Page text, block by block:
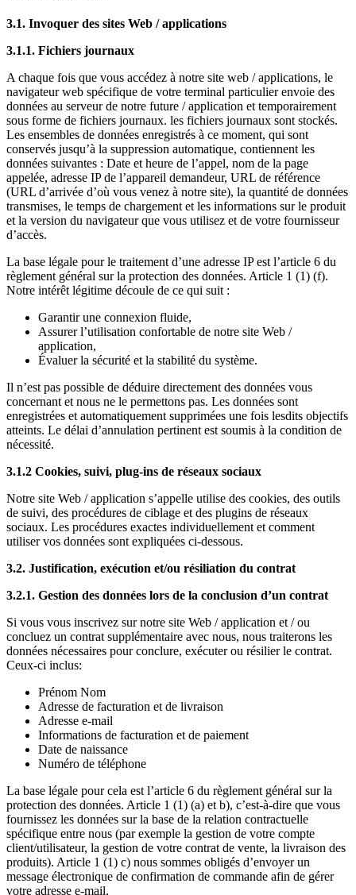
3.1. Invoquer des sites Web / applications
3.1.1. Fichiers journaux
A chaque fois que vous accédez à notre site web / applications, le
navigateur web spécifique de votre terminal particulier envoie des
données au serveur de notre future / application et temporairement
sous forme de fichiers journaux. les fichiers journaux sont stockés.
Les ensembles de données enregistrés à ce moment, qui sont
conservés jusqu’à la suppression automatique, contiennent les
données suivantes : Date et heure de l’appel, nom de la page
appelée, adresse IP de l’appareil demandeur, URL de référence
(URL d’arrivée d’où vous venez à notre site), la quantité de données
transmises, le temps de chargement et les informations sur le produit
et la version du navigateur que vous utilisez et de votre fournisseur
d’accès.
La base légale pour le traitement d’une adresse IP est l’article 6 du
règlement général sur la protection des données. Article 1 (1) (f).
Notre intérêt légitime découle de ce qui suit :
Garantir une connexion fluide,
Assurer l’utilisation confortable de notre site Web /
application,
Évaluer la sécurité et la stabilité du système.
Il n’est pas possible de déduire directement des données vous
concernant et nous ne le permettons pas. Les données sont
enregistrées et automatiquement supprimées une fois lesdits objectifs
atteints. Le délai d’annulation pertinent est soumis à la condition de
nécessité.
3.1.2 Cookies, suivi, plug-ins de réseaux sociaux
Notre site Web / application s’appelle utilise des cookies, des outils
de suivi, des procédures de ciblage et des plugins de réseaux
sociaux. Les procédures exactes individuellement et comment
utiliser vos données sont expliquées ci-dessous.
3.2. Justification, exécution et/ou résiliation du contrat
3.2.1. Gestion des données lors de la conclusion d’un contrat
Si vous vous inscrivez sur notre site Web / application et / ou
concluez un contrat supplémentaire avec nous, nous traiterons les
données nécessaires pour conclure, exécuter ou résilier le contrat.
Ceux-ci inclus:
Prénom Nom
Adresse de facturation et de livraison
Adresse e-mail
Informations de facturation et de paiement
Date de naissance
Numéro de téléphone
La base légale pour cela est l’article 6 du règlement général sur la
protection des données. Article 1 (1) (a) et b), c’est-à-dire que vous
fournissez les données sur la base de la relation contractuelle
spécifique entre nous (par exemple la gestion de votre compte
client/utilisateur, la gestion de votre contrat de vente, la livraison des
produits). Article 1 (1) c) nous sommes obligés d’envoyer un
message électronique de confirmation de commande afin de gérer
votre adresse e-mail.